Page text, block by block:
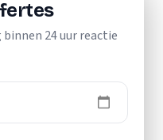
24 uur reactie